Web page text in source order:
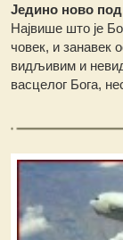
Једино ново
Највише што је
човек, и занавек
видљивим и
васцелог Бога,